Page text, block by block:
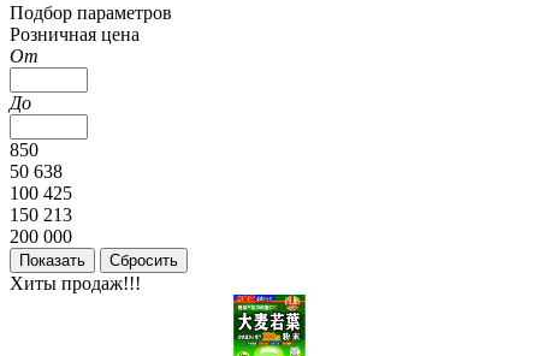
Подбор параметров
Розничная цена
От
До
850
50 638
100 425
150 213
200 000
Хиты продаж!!!